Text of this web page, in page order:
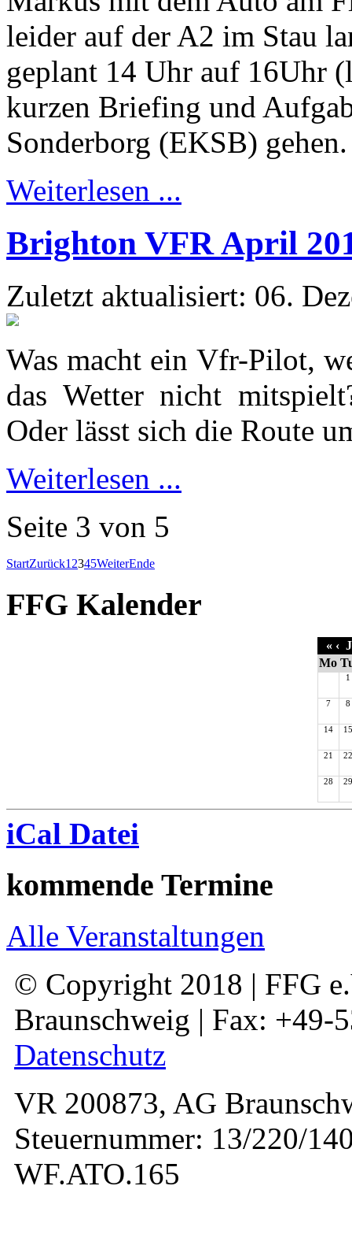
leider auf der A2 im Stau
geplant 14 Uhr auf 16Uhr
kurzen Briefing und
Sonderborg (EKSB) gehen.
Weiterlesen ...
Brighton VFR April
Zuletzt aktualisiert: 06.
Was macht ein Vfr-Pilot,
das Wetter nicht
Oder lässt sich die Route
Weiterlesen ...
Seite 3 von 5
StartZurück1 2345WeiterEnde
FFG Kalender
« ‹
Mo
1
7 8
14 15
21 22
28 29
iCal Datei
kommende Termine
Alle Veranstaltungen
© Copyright 2018 | FFG
Braunschweig | Fax: +49-
Datenschutz
VR 200873, AG
Steuernummer: 13/220/
WF.ATO.165